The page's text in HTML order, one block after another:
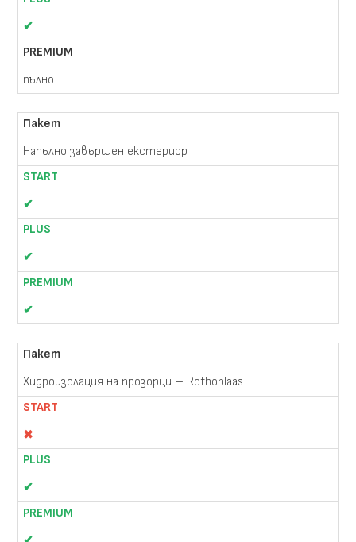
✔
пълно
Напълно завършен екстериор
✔
✔
✔
Хидроизолация на прозорци – Rothoblaas
✖
✔